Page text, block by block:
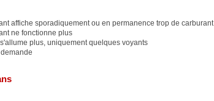
affiche sporadiquement ou en permanence trop de carburant
ne fonctionne plus
plus, uniquement quelques voyants